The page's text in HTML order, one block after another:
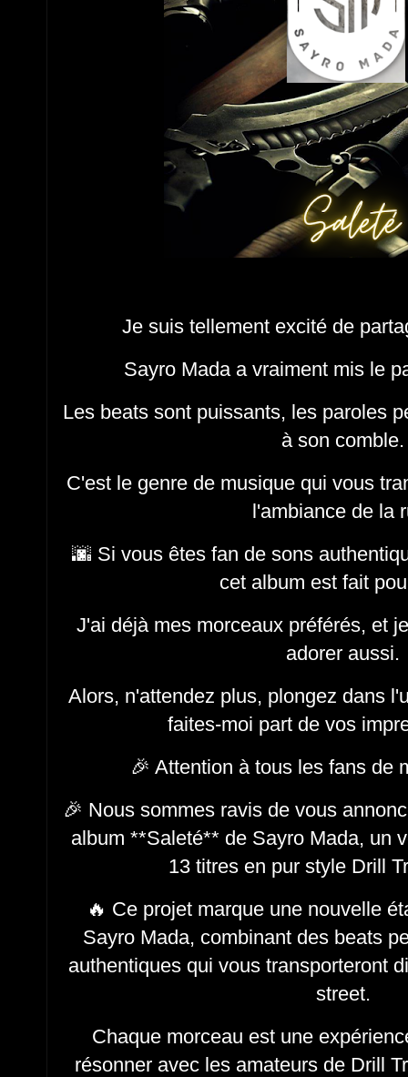
Je suis tellement excité de
Sayro Mada a vraiment mis le
Les beats sont puissants, les paroles
à son
C'est le genre de musique qui vous
l'ambiance de la
🌆 Si vous êtes fan de sons
cet album est fait
J'ai déjà mes morceaux préférés, et
adorer aussi.
Alors, n'attendez plus, plongez dans
faites-moi part de vos
🎉 Attention à tous les fans de
🎉 Nous sommes ravis de vous
album **Saleté** de Sayro Mada, un
13 titres en pur style Drill
🔥 Ce projet marque une nouvelle
Sayro Mada, combinant des beats
authentiques qui vous transporteront
street.
Chaque morceau est une
résonner avec les amateurs de Drill